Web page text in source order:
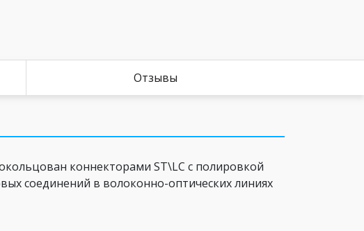
Отзывы
коннекторами ST\LC c полировкой
соединений в волоконно-оптических линиях